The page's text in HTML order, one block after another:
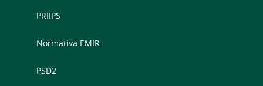
PRIIPS
Normativa EMIR
PSD2